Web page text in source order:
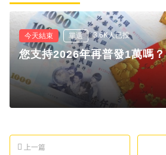
今天結束 單選 3.6K人已投
您支持2026年再普發1萬嗎？
上一篇